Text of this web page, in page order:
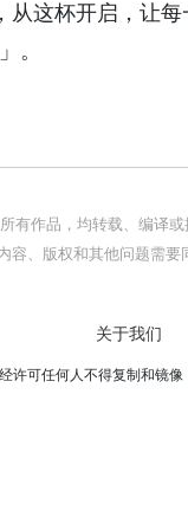
这杯开启，让
。
有作品，均转载、编译
容、版权和其他问题需
关于我们
许可任何人不得复制和镜